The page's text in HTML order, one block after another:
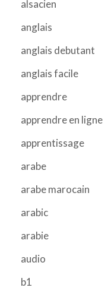
alsacien
anglais
anglais debutant
anglais facile
apprendre
apprendre en ligne
apprentissage
arabe
arabe marocain
arabic
arabie
audio
b1